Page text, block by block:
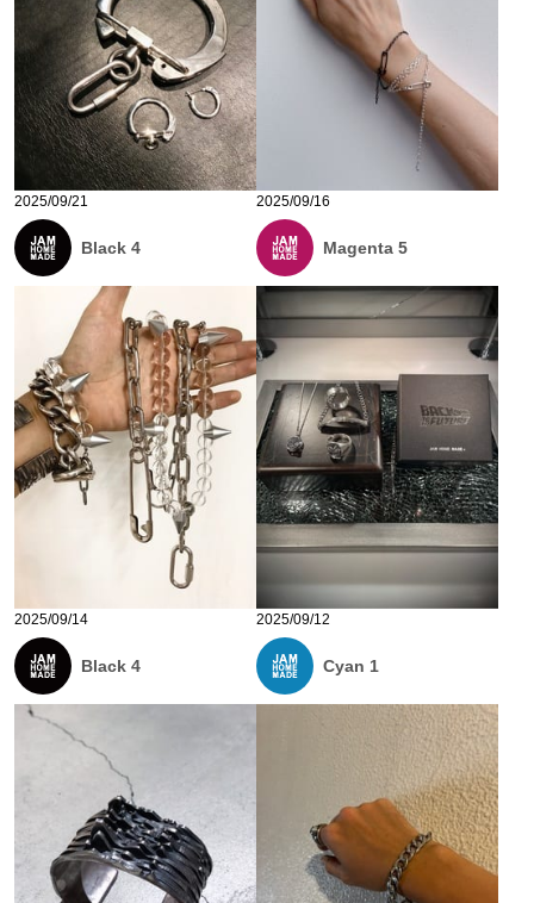
2025/09/21
Black 4
2025/09/16
Magenta 5
2025/09/14
Black 4
2025/09/12
Cyan 1